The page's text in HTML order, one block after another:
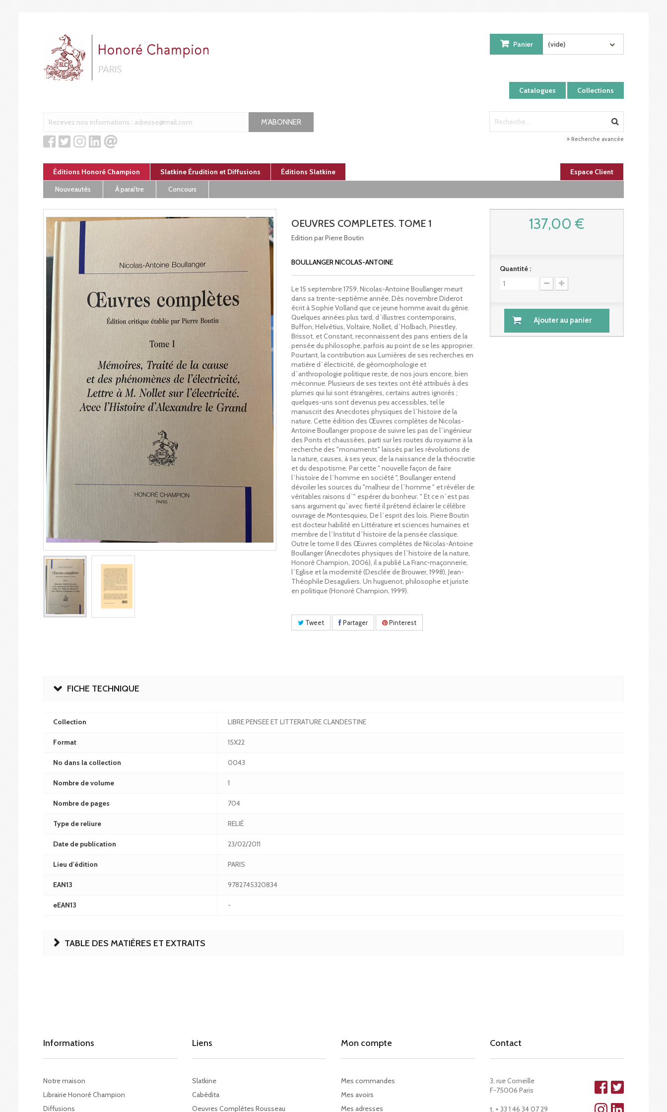
Catalogues Collections
Panier (vide)
M'ABONNER
Recherche avancée
Éditions Honoré Champion Slatkine Érudition et Diffusions Éditions Slatkine
Espace Client
Nouveautés
À paraître Concours
OEUVRES COMPLETES. TOME 1
Edition par Pierre Boutin
BOULLANGER NICOLAS-ANTOINE
Le 15 septembre 1759, Nicolas-Antoine Boullanger meurt
dans sa trente-septième année. Dès novembre Diderot
écrit à Sophie Volland que ce jeune homme avait du génie.
Quelques années plus tard, d`illustres contemporains,
Buffon, Helvétius, Voltaire, Nollet, d`Holbach, Priestley,
Brissot, et Constant, reconnaissent des pans entiers de la
pensée du philosophe, parfois au point de se les approprier.
Pourtant, la contribution aux Lumières de ses recherches en
matière d`électricité, de géomorphologie et
d`anthropologie politique reste, de nos jours encore, bien
méconnue. Plusieurs de ses textes ont été attribués à des
plumes qui lui sont étrangères, certains autres ignorés ;
quelques-uns sont devenus peu accessibles, tel le
manuscrit des Anecdotes physiques de l`histoire de la
nature. Cette édition des Œuvres complètes de Nicolas-
Antoine Boullanger propose de suivre les pas de l`ingénieur
des Ponts et chaussées, parti sur les routes du royaume à la
recherche des "monuments" laissés par les révolutions de
la nature, causes, à ses yeux, de la naissance de la théocratie
et du despotisme. Par cette " nouvelle façon de faire
l`histoire de l`homme en société ", Boullanger entend
dévoiler les sources du "malheur de l`homme " et révéler de
véritables raisons d`" espérer du bonheur. " Et ce n`est pas
sans argument qu`avec fierté il prétend éclairer le célèbre
ouvrage de Montesquieu, De l`esprit des lois. Pierre Boutin
est docteur habilité en Littérature et sciences humaines et
membre de l`Institut d`histoire de la pensée classique.
Outre le tome II des Œuvres complètes de Nicolas-Antoine
Boullanger (Anecdotes physiques de l`histoire de la nature,
Honoré Champion, 2006), il a publié La Franc-maçonnerie,
l`Eglise et la modernité (Desclée de Brouwer, 1998), Jean-
Théophile Desaguliers. Un huguenot, philosophe et juriste
en politique (Honoré Champion, 1999).
Tweet Partager Pinterest
137,00 €
Quantité :
Ajouter au panier
FICHE TECHNIQUE
Collection LIBRE PENSEE ET LITTERATURE CLANDESTINE
Format 15X22
No dans la collection 0043
Nombre de volume 1
Nombre de pages 704
Type de reliure RELIÉ
Date de publication 23/02/2011
Lieu d'édition PARIS
EAN13 9782745320834
eEAN13 -
TABLE DES MATIÈRES ET EXTRAITS
Informations
Notre maison
Librairie Honoré Champion
Diffusions
Liens
Slatkine
Cabédita
Oeuvres Complètes Rousseau
Mon compte
Mes commandes
Mes avoirs
Mes adresses
Contact
3, rue Corneille
F-75006 Paris
t. + 33 1 46 34 07 29